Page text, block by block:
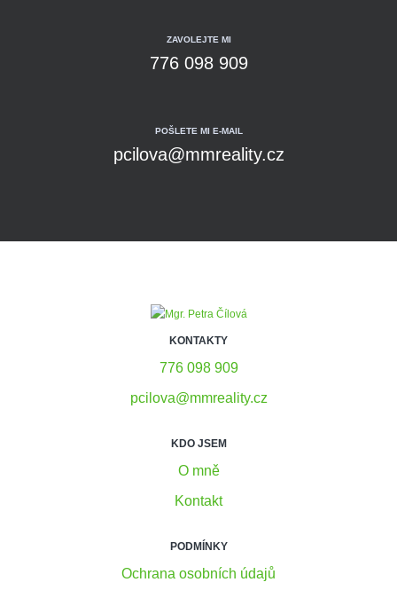
ZAVOLEJTE MI
776 098 909
POŠLETE MI E-MAIL
pcilova@mmreality.cz
KONTAKTY
776 098 909
pcilova@mmreality.cz
KDO JSEM
O mně
Kontakt
PODMÍNKY
Ochrana osobních údajů